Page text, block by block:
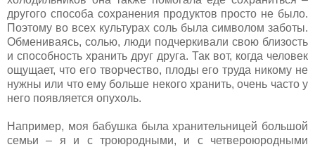
другого способа сохранения продуктов просто не было.
Поэтому во всех культурах соль была символом заботы.
Обмениваясь, солью, люди подчеркивали свою близость
и способность хранить друг друга. Так вот, когда человек
ощущает, что его творчество, плоды его труда никому не
нужны или что ему больше некого хранить, очень часто у
него появляется опухоль.
Например, моя бабушка была хранительницей большой
семьи – я и с троюродными, и с четвероюродными